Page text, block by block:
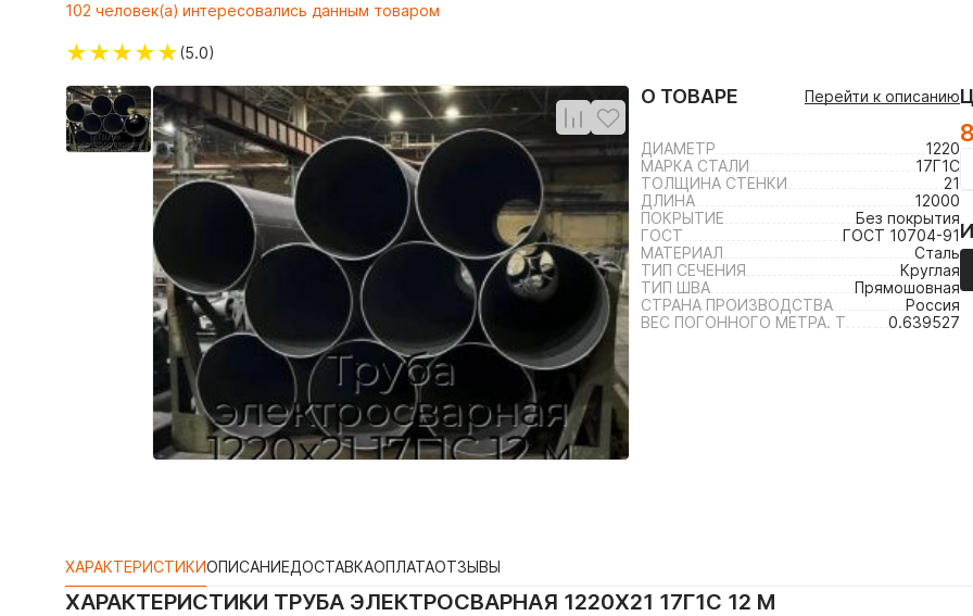
102 человек(а) интересовались данным товаром
★★★★★(5.0)
О ТОВАРЕ Перейти к описанию
ДИАМЕТР
1220
МАРКА СТАЛИ
17Г1С
ТОЛЩИНА СТЕНКИ
21
ДЛИНА
12000
ПОКРЫТИЕ
Без покрытия
ГОСТ
ГОСТ 10704-91
МАТЕРИАЛ
Сталь
ТИП СЕЧЕНИЯ
Круглая
ТИП ШВА
Прямошовная
СТРАНА ПРОИЗВОДСТВА
Россия
ВЕС ПОГОННОГО МЕТРА. Т
0.639527
ХАРАКТЕРИСТИКИОПИСАНИЕДОСТАВКАОПЛАТАОТЗЫВЫ
ХАРАКТЕРИСТИКИ ТРУБА ЭЛЕКТРОСВАРНАЯ 1220Х21 17Г1С 12 М